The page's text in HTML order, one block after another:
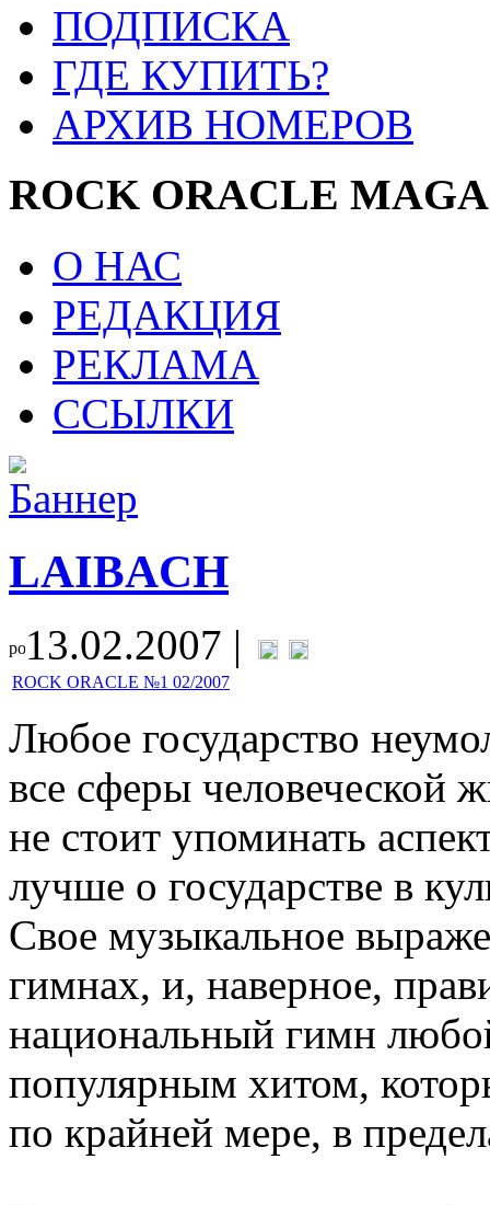
ПОДПИСКА
ГДЕ КУПИТЬ?
АРХИВ НОМЕРОВ
ROCK ORACLE
О НАС
РЕДАКЦИЯ
РЕКЛАМА
ССЫЛКИ
LAIBACH
13.02.2007 |
ROCK ORACLE №1 02/2007
Любое государство
все сферы человеческой
не стоит упоминать
лучше о государстве в
Свое музыкальное
гимнах, и, наверное,
национальный гимн
популярным хитом,
по крайней мере, в